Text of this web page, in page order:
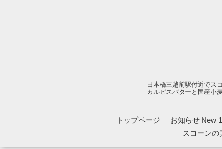
日本橋三越前駅付近でス
カルピスバターと国産小
トップページ お知らせ New
スコーンの